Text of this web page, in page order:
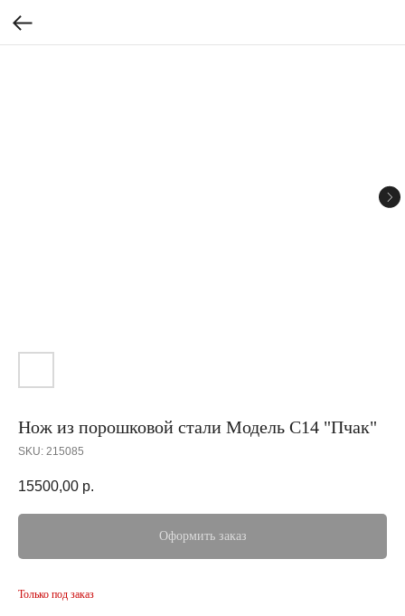
Нож из порошковой стали Модель С14 "Пчак"
SKU: 215085
15500,00 р.
Оформить заказ
Только под заказ